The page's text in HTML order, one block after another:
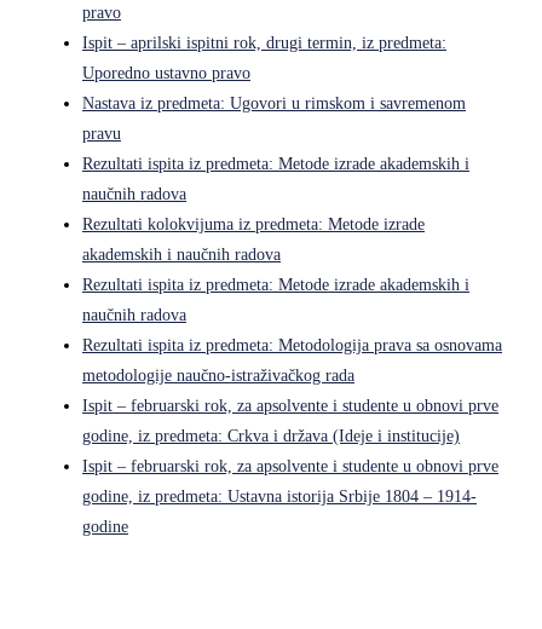
pravo
Ispit – aprilski ispitni rok, drugi termin, iz predmeta:
Uporedno ustavno pravo
Nastava iz predmeta: Ugovori u rimskom i savremenom
pravu
Rezultati ispita iz predmeta: Metode izrade akademskih i
naučnih radova
Rezultati kolokvijuma iz predmeta: Metode izrade
akademskih i naučnih radova
Rezultati ispita iz predmeta: Metode izrade akademskih i
naučnih radova
Rezultati ispita iz predmeta: Metodologija prava sa osnovama
metodologije naučno-istraživačkog rada
Ispit – februarski rok, za apsolvente i studente u obnovi prve
godine, iz predmeta: Crkva i država (Ideje i institucije)
Ispit – februarski rok, za apsolvente i studente u obnovi prve
godine, iz predmeta: Ustavna istorija Srbije 1804 – 1914-
godine